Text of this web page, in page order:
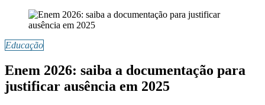
Educação
Enem 2026: saiba a documentação para
justificar ausência em 2025